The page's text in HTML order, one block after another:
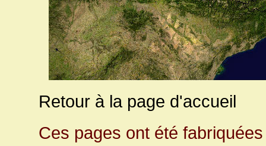
Retour à la page d'accueil
Ces pages ont été